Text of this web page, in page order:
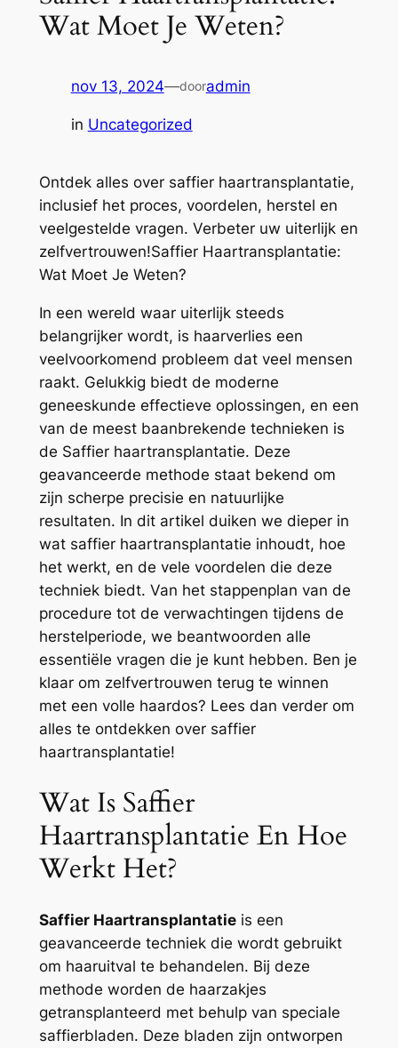
Wat Moet Je Weten?
nov 13, 2024—dooradmin
in Uncategorized
Ontdek alles over saffier haartransplantatie,
inclusief het proces, voordelen, herstel en
veelgestelde vragen. Verbeter uw uiterlijk en
zelfvertrouwen!Saffier Haartransplantatie:
Wat Moet Je Weten?
In een wereld waar uiterlijk steeds
belangrijker wordt, is haarverlies een
veelvoorkomend probleem dat veel mensen
raakt. Gelukkig biedt de moderne
geneeskunde effectieve oplossingen, en een
van de meest baanbrekende technieken is
de Saffier haartransplantatie. Deze
geavanceerde methode staat bekend om
zijn scherpe precisie en natuurlijke
resultaten. In dit artikel duiken we dieper in
wat saffier haartransplantatie inhoudt, hoe
het werkt, en de vele voordelen die deze
techniek biedt. Van het stappenplan van de
procedure tot de verwachtingen tijdens de
herstelperiode, we beantwoorden alle
essentiële vragen die je kunt hebben. Ben je
klaar om zelfvertrouwen terug te winnen
met een volle haardos? Lees dan verder om
alles te ontdekken over saffier
haartransplantatie!
Wat Is Saffier
Haartransplantatie En Hoe
Werkt Het?
Saffier Haartransplantatieis een
geavanceerde techniek die wordt gebruikt
om haaruitval te behandelen. Bij deze
methode worden de haarzakjes
getransplanteerd met behulp van speciale
saffierbladen. Deze bladen zijn ontworpen